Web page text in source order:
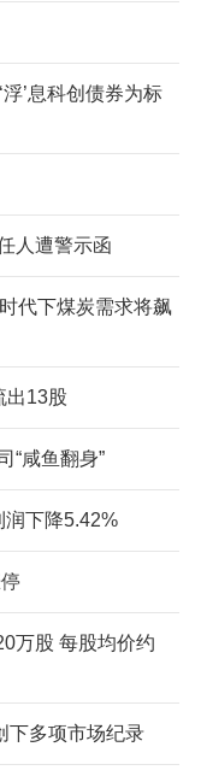
’息科创债券为标
人遭警示函
代下煤炭需求将飙
出13股
“咸鱼翻身”
润下降5.42%
万股 每股均价约
下多项市场纪录